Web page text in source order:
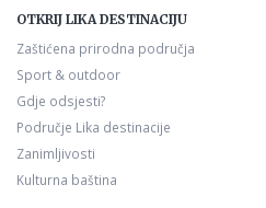
OTKRIJ LIKA DESTINACIJU
Zaštićena prirodna područja
Sport & outdoor
Gdje odsjesti?
Područje Lika destinacije
Zanimljivosti
Kulturna baština